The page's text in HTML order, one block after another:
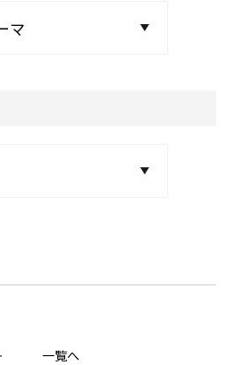
一覧へ